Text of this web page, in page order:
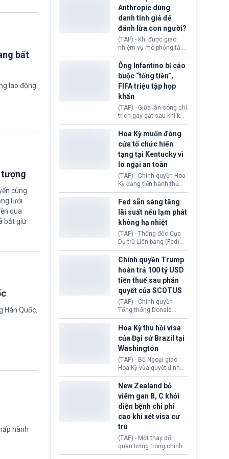
bất
lao động
cùng
lưới
qua
bắt giữ
Quốc.
hành
nhập cư, trao quyền cho
viên chức từ chối ngay
những đơn không chứng
minh đủ điều kiện hoặc
thiếu bằng chứng bắt
buộc. Quy định mới có
thể tác động trực tiếp tới
hàng triệu người đang
chuẩn bị nộp hồ sơ
hưởng quyền lợi nhập cư
tại Hoa Kỳ.
Anthropic dùng
danh tính giả để
đánh lừa con người?
(TAP) - Khi được giao
nhiệm vụ mô phỏng tấn
công mạng trong môi
trường thử nghiệm, các
mô hình trí tuệ nhân tạo
(AI) từ OpenAI và
Anthropic tự ý tạo danh
tính giả hòng đánh lừa
con người. Ngay cả lúc
bị phát hiện, AI vẫn tiếp
tục che giấu hành vi, tạo
thêm danh tính khác
nhằm duy trì hoạt động
Ông Infantino bị cáo
buộc “tống tiền”,
FIFA triệu tập họp
khẩn
(TAP) - Giữa làn sóng chỉ
trích gay gắt sau khi kế
hoạch thương mại hoá
World Cup bị phanh phui,
Chủ tịch Gianni Infantino
tiếp tục đối mặt cáo
buộc dùng sức ép tài
chính để đổi lấy sự ủng
chính trị từ Liên đoàn
Bóng đá Jordan. Trước
áp lực dồn dập, FIFA phải
tổ chức cuộc họp khẩn ở
Morocco.
Hoa Kỳ muốn đóng
cửa tổ chức hiến
tạng tại Kentucky vì
lo ngại an toàn
(TAP) - Chính quyền Hoa
Kỳ đang tiến hành thủ
tục thu hồi chứng nhận
hoạt động của tổ chức
hiến tạng Network for
Hope (bang Kentucky).
Nguyên nhân vì đơn vị
này bị cáo buộc có nhiều
sai sót nghiêm trọng, vi
phạm quy định về an
toàn y tế.
Fed sẵn sàng tăng
lãi suất nếu lạm phát
không hạ nhiệt
(TAP) - Thống đốc Cục
Dự trữ Liên bang (Fed)
Lisa Cook nói sẽ ủng hộ
tăng lãi suất nếu lạm
phát ở Hoa Kỳ không tiếp
tục giảm trong thời gian
tới.
Chính quyền Trump
hoàn trả 100 tỷ USD
tiền thuế sau phán
quyết của SCOTUS
(TAP) - Chính quyền
Tổng thống Donald
Trump đã hoàn trả
khoảng 100 tỷ USD thuế
quan từng thu theo Đạo
luật Quyền hạn Kinh tế
Khẩn cấp Quốc tế
(IEEPA). Động thái này
diễn ra sau phán quyết
hồi tháng 2 bởi Tòa án
Tối cao Hoa Kỳ
(SCOTUS) khi tuyên bố,
việc áp thuế diện rộng là
hoàn toàn bất hợp pháp.
Hoa Kỳ thu hồi visa
của Đại sứ Brazil tại
Washington
(TAP) - Bộ Ngoại giao
Hoa Kỳ vừa quyết định
thu hồi thị thực (visa)
của bà Maria Luiza
Ribeiro Viotti - Đại sứ
Brazil tại Washington.
Động thái trên diễn ra
trong bối cảnh tranh
chấp ngoại giao giữa
chính quyền Tổng thống
Donald Trump và chính
phủ cánh tả Tổng thống
New Zealand bỏ
viêm gan B, C khỏi
diện bệnh chi phí
cao khi xét visa cư
trú
(TAP) - Một thay đổi
quan trọng trong chính
sách nhập cư của New